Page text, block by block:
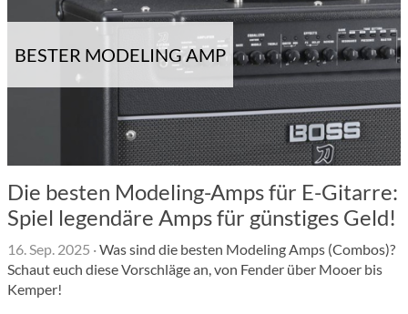
BESTER MODELING AMP
Die besten Modeling-Amps für E-Gitarre:
Spiel legendäre Amps für günstiges Geld!
16. Sep. 2025 ·Was sind die besten Modeling Amps (Combos)?
Schaut euch diese Vorschläge an, von Fender über Mooer bis
Kemper!